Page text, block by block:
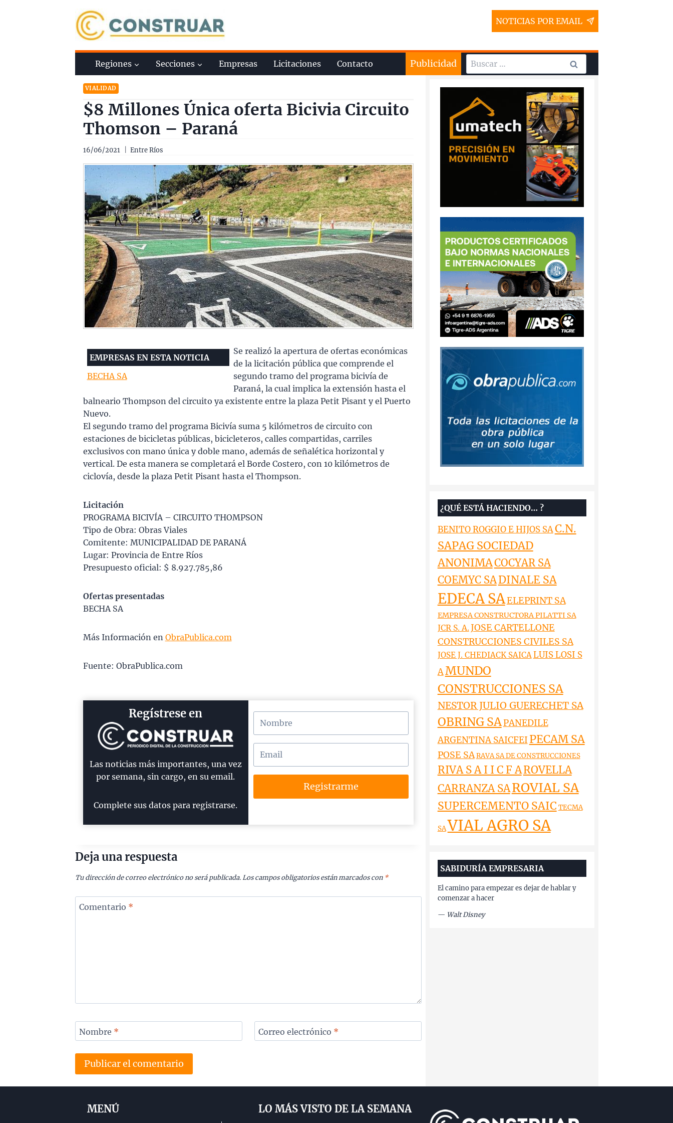
NOTICIAS POR EMAIL
Regiones Secciones Empresas Licitaciones Contacto Publicidad Buscar:
VIALIDAD
$8 Millones Única oferta Bicivia Circuito
Thomson – Paraná
16/06/2021 Entre Ríos
EMPRESAS EN ESTA NOTICIA
BECHA SA
Se realizó la apertura de ofertas económicas
de la licitación pública que comprende el
segundo tramo del programa bicivía de
Paraná, la cual implica la extensión hasta el
balneario Thompson del circuito ya existente entre la plaza Petit Pisant y el Puerto
Nuevo.
El segundo tramo del programa Bicivía suma 5 kilómetros de circuito con
estaciones de bicicletas públicas, bicicleteros, calles compartidas, carriles
exclusivos con mano única y doble mano, además de señalética horizontal y
vertical. De esta manera se completará el Borde Costero, con 10 kilómetros de
ciclovía, desde la plaza Petit Pisant hasta el Thompson.
Licitación
PROGRAMA BICIVÍA – CIRCUITO THOMPSON
Tipo de Obra: Obras Viales
Comitente: MUNICIPALIDAD DE PARANÁ
Lugar: Provincia de Entre Ríos
Presupuesto oficial: $ 8.927.785,86
Ofertas presentadas
BECHA SA
Más Información en ObraPublica.com
Fuente: ObraPublica.com
Regístrese en
Las noticias más importantes, una vez
por semana, sin cargo, en su email.
Complete sus datos para registrarse.
Registrarme
Deja una respuesta
Tu dirección de correo electrónico no será publicada. Los campos obligatorios están marcados con *
Comentario *
Nombre * Correo electrónico *
¿QUÉ ESTÁ HACIENDO… ?
BENITO ROGGIO E HIJOS SAC.N.
SAPAG SOCIEDAD
ANONIMACOCYAR SA
COEMYC SADINALE SA
EDECA SAELEPRINT SA
EMPRESA CONSTRUCTORA PILATTI SA
JCR S. A.JOSE CARTELLONE
CONSTRUCCIONES CIVILES SA
JOSE J. CHEDIACK SAICALUIS LOSI S
AMUNDO
CONSTRUCCIONES SA
NESTOR JULIO GUERECHET SA
OBRING SAPANEDILE
ARGENTINA SAICFEI PECAM SA
POSE SARAVA SA DE CONSTRUCCIONES
RIVA S A I I C F AROVELLA
CARRANZA SAROVIAL SA
SUPERCEMENTO SAIC TECMA
SAVIAL AGRO SA
SABIDURÍA EMPRESARIA
El camino para empezar es dejar de hablar y
comenzar a hacer
— Walt Disney
MENÚ LO MÁS VISTO DE LA SEMANA